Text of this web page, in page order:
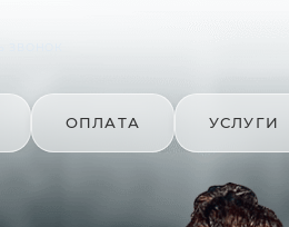
ОПЛАТА УСЛУГИ